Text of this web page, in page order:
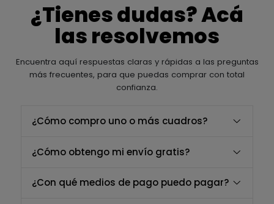
¿Tienes dudas? Acá
las resolvemos
Encuentra aquí respuestas claras y rápidas a las preguntas
más frecuentes, para que puedas comprar con total
confianza.
¿Cómo compro uno o más cuadros?
¿Cómo obtengo mi envío gratis?
¿Con qué medios de pago puedo pagar?